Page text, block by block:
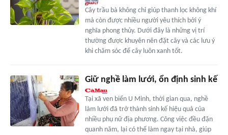
Cây trầu bà không chỉ giúp thanh lọc không khí
mà còn được nhiều người yêu thích bởi ý
nghĩa phong thủy. Dưới đây là những vị trí
thường được khuyên nên đặt cây và các lưu ý
khi chăm sóc để cây luôn xanh tốt.
Giữ nghề làm lưới, ổn định sinh kế
Tại xã ven biển U Minh, thời gian qua, nghề
làm lưới đã trở thành sinh kế hiệu quả của
nhiều phụ nữ địa phương. Công việc đều đặn
quanh năm, lại có thể làm ngay tại nhà, giúp